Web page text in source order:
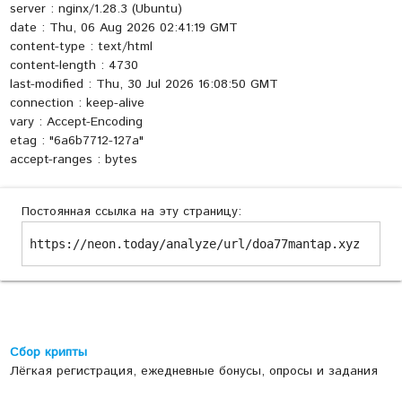
server : nginx/1.28.3 (Ubuntu)
date : Thu, 06 Aug 2026 02:41:19 GMT
content-type : text/html
content-length : 4730
last-modified : Thu, 30 Jul 2026 16:08:50 GMT
connection : keep-alive
vary : Accept-Encoding
etag : "6a6b7712-127a"
accept-ranges : bytes
Постоянная ссылка на эту страницу:
https://neon.today/analyze/url/doa77mantap.xyz
Сбор крипты
Лёгкая регистрация, ежедневные бонусы, опросы и задания